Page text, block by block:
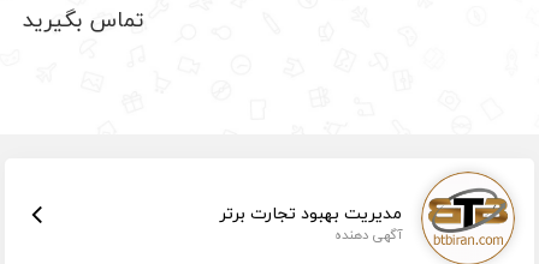
تماس بگیرید
مدیریت بهبود تجارت برتر
آگهی دهنده